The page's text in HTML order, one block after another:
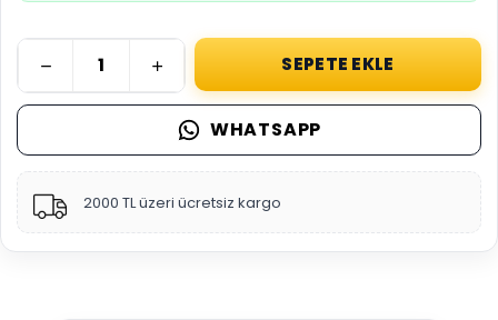
SEPETE EKLE
WHATSAPP
2000 TL üzeri ücretsiz kargo